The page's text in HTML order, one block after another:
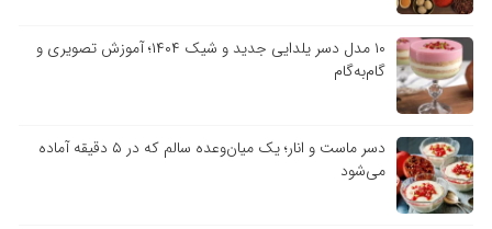
۱۰ مدل دسر یلدایی جدید و شیک ۱۴۰۴؛ آموزش تصویری و
گام‌به‌گام
دسر ماست و انار؛ یک میان‌وعده سالم که در ۵ دقیقه آماده
می‌شود